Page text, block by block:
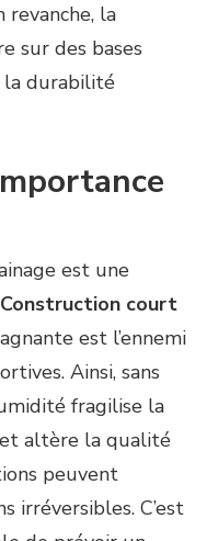
revanche, la
sur des bases
la durabilité
est une
Construction court
est l’ennemi
Ainsi, sans
fragilise la
altère la qualité
peuvent
irréversibles. C’est